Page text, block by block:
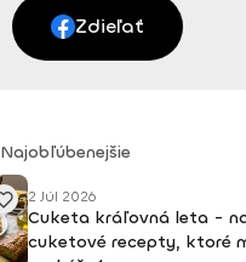
Zdieľať
Najobľúbenejšie
2 Júl 2026
Cuketa kráľovná leta -
cuketové recepty, ktoré